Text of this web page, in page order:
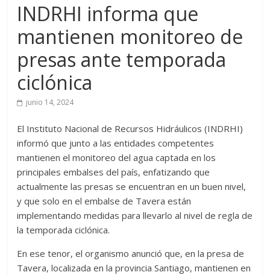
INDRHI informa que
mantienen monitoreo de
presas ante temporada
ciclónica
junio 14, 2024
El Instituto Nacional de Recursos Hidráulicos (INDRHI)
informó que junto a las entidades competentes
mantienen el monitoreo del agua captada en los
principales embalses del país, enfatizando que
actualmente las presas se encuentran en un buen nivel,
y que solo en el embalse de Tavera están
implementando medidas para llevarlo al nivel de regla de
la temporada ciclónica.
En ese tenor, el organismo anunció que, en la presa de
Tavera, localizada en la provincia Santiago, mantienen en